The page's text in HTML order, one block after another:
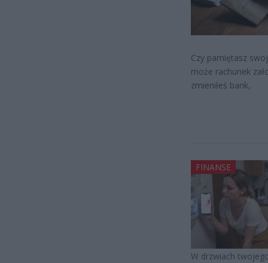
Czy pamiętasz
może rachunek
zmieniłeś bank,
FINANSE
W drzwiach